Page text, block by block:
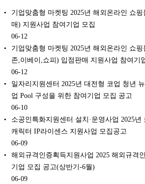
기업맞춤형 마켓팅 2025년 해외온라인 쇼
매) 지원사업 참여기업 모집
06-12
기업맞춤형 마켓팅 2025년 해외온라인 쇼
존,이베이,쇼피) 입점판매 지원사업 참여기
06-12
일자리지원센터 2025년 대전형 코업 청년
업 Pool 구성을 위한 참여기업 모집 공고
06-10
소공인특화지원센터 설치·운영사업 2025
캐릭터 IP라이센스 지원사업 모집공고
06-09
해외규격인증획득지원사업 2025 해외규격
기업 모집 공고(상반기-6월)
06-09